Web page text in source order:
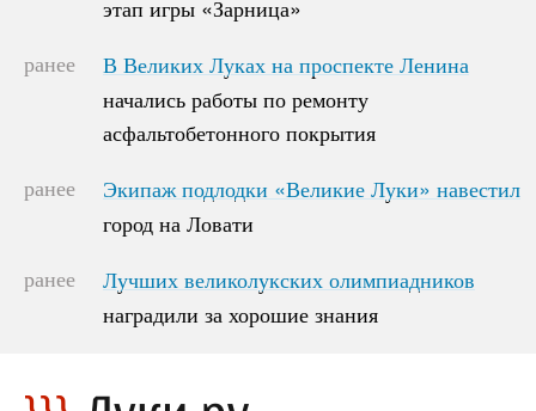
этап игры «Зарница»
ранее
В Великих Луках на проспекте Ленина
начались работы по ремонту
асфальтобетонного покрытия
В Великих Луках на проспекте Ленина
начались работы по ремонту
асфальтобетонного покрытия
ранее
Экипаж подлодки «Великие Луки» навестил
город на Ловати
Экипаж подлодки «Великие Луки» навестил
город на Ловати
ранее
Лучших великолукских олимпиадников
наградили за хорошие знания
Лучших великолукских олимпиадников
наградили за хорошие знания